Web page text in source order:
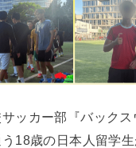
ッカー部『バック
18歳の日本人留学